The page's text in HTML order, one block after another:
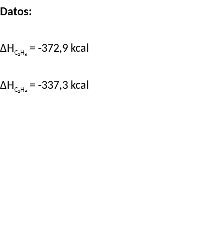
Datos:
ΔH C₂H₆ = -372,9 kcal
ΔH C₂H₄ = -337,3 kcal